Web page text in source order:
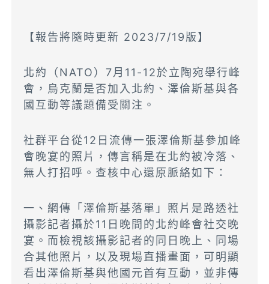
【報告將隨時更新 2023/7/19版】
北約（NATO）7月11-12於立陶宛舉行峰
會，烏克蘭是否加入北約、澤倫斯基與各
國互動等議題備受關注。
社群平台從12日流傳一張澤倫斯基參加峰
會晚宴的照片，傳言稱是在北約被冷落、
無人打招呼。查核中心還原脈絡如下：
一、網傳「澤倫斯基落單」照片是路透社
攝影記者攝於11日晚間的北約峰會社交晚
宴。而檢視該攝影記者的同日晚上、同場
合其他照片，以及現場直播畫面，可明顯
看出澤倫斯基與他國元首有互動，並非傳